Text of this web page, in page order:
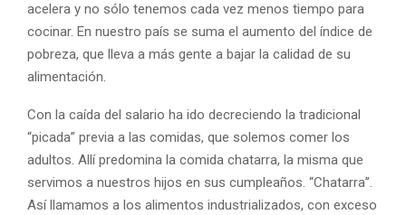
acelera y no sólo tenemos cada vez menos tiempo para
cocinar. En nuestro país se suma el aumento del índice de
pobreza, que lleva a más gente a bajar la calidad de su
alimentación.
Con la caída del salario ha ido decreciendo la tradicional
“picada” previa a las comidas, que solemos comer los
adultos. Allí predomina la comida chatarra, la misma que
servimos a nuestros hijos en sus cumpleaños. “Chatarra”.
Así llamamos a los alimentos industrializados, con exceso